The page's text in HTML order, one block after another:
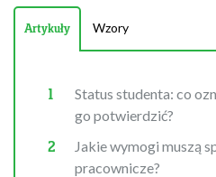
Artykuły Wzory
Status studenta: co
go potwierdzić?
Jakie wymogi muszą
pracownicze?